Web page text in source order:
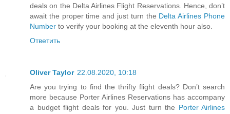
deals on the Delta Airlines Flight Reservations. Hence, don’t
await the proper time and just turn the Delta Airlines Phone
Number to verify your booking at the eleventh hour also.
Ответить
Oliver Taylor 22.08.2020, 10:18
Are you trying to find the thrifty flight deals? Don’t search
more because Porter Airlines Reservations has accompany
a budget flight deals for you. Just turn the Porter Airlines